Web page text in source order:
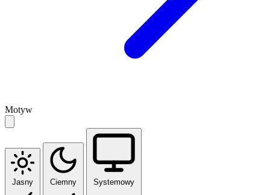
Motyw
Jasny Ciemny Systemowy